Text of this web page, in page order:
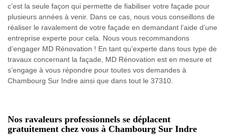
c’est la seule façon qui permette de fiabiliser votre façade pour
plusieurs années à venir. Dans ce cas, nous vous conseillons de
réaliser le ravalement de votre façade en demandant l’aide d’une
entreprise experte pour cela. Nous vous recommandons
d’engager MD Rénovation ! En tant qu’experte dans tous type de
travaux concernant la façade, MD Rénovation est en mesure et
s’engage à vous répondre pour toutes vos demandes à
Chambourg Sur Indre ainsi que dans tout le 37310.
Nos ravaleurs professionnels se déplacent
gratuitement chez vous à Chambourg Sur Indre